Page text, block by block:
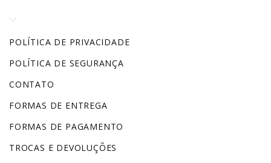
POLÍTICA DE PRIVACIDADE
POLÍTICA DE SEGURANÇA
CONTATO
FORMAS DE ENTREGA
FORMAS DE PAGAMENTO
TROCAS E DEVOLUÇÕES